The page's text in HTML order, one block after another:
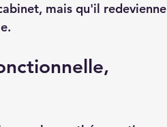
mais qu'il redevienne